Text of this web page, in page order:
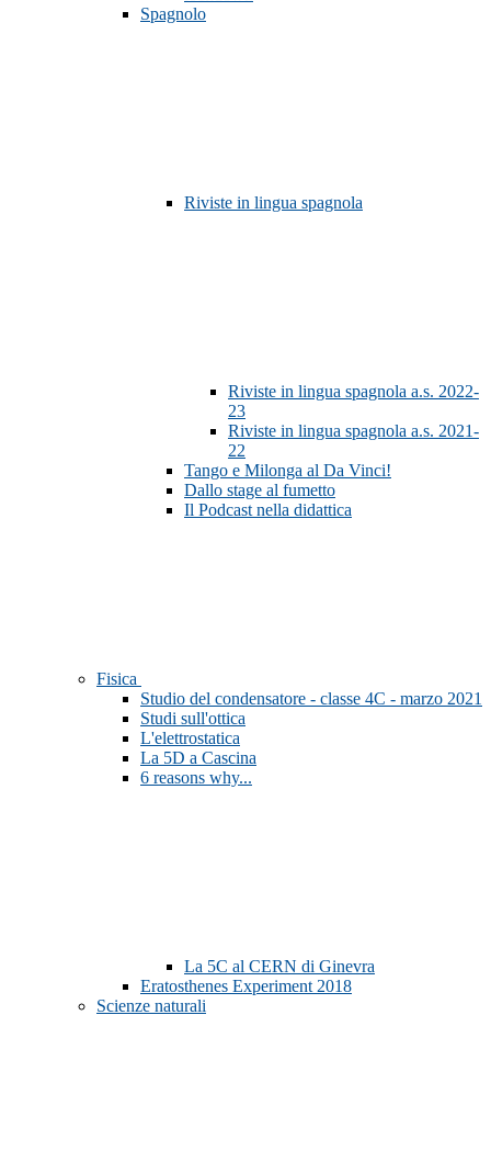
Spagnolo
Riviste in lingua spagnola
Riviste in lingua spagnola a.s. 2022-
23
Riviste in lingua spagnola a.s. 2021-
22
Tango e Milonga al Da Vinci!
Dallo stage al fumetto
Il Podcast nella didattica
Fisica
Studio del condensatore - classe 4C - marzo 2021
Studi sull'ottica
L'elettrostatica
La 5D a Cascina
6 reasons why...
La 5C al CERN di Ginevra
Eratosthenes Experiment 2018
Scienze naturali